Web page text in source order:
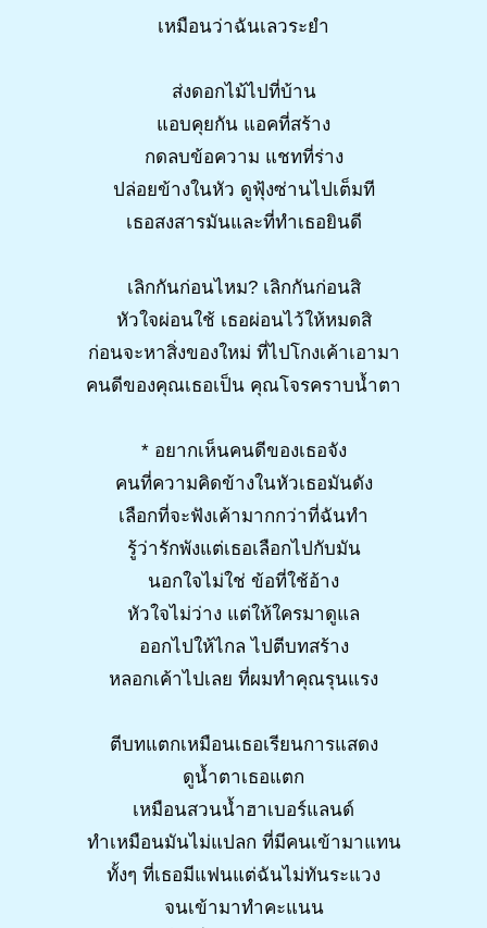
เหมือนว่าฉันเลวระยำ
ส่งดอกไม้ไปที่บ้าน
แอบคุยกัน แอคที่สร้าง
กดลบข้อความ แชทที่ร่าง
ปล่อยข้างในหัว ดูฟุ้งซ่านไปเต็มที
เธอสงสารมันและที่ทำเธอยินดี
เลิกกันก่อนไหม? เลิกกันก่อนสิ
หัวใจผ่อนใช้ เธอผ่อนไว้ให้หมดสิ
ก่อนจะหาสิ่งของใหม่ ที่ไปโกงเค้าเอามา
คนดีของคุณเธอเป็น คุณโจรคราบน้ำตา
* อยากเห็นคนดีของเธอจัง
คนที่ความคิดข้างในหัวเธอมันดัง
เลือกที่จะฟังเค้ามากกว่าที่ฉันทำ
รู้ว่ารักพังแต่เธอเลือกไปกับมัน
นอกใจไม่ใช่ ข้อที่ใช้อ้าง
หัวใจไม่ว่าง แต่ให้ใครมาดูแล
ออกไปให้ไกล ไปตีบทสร้าง
หลอกเค้าไปเลย ที่ผมทำคุณรุนแรง
ตีบทแตกเหมือนเธอเรียนการแสดง
ดูน้ำตาเธอแตก
เหมือนสวนน้ำฮาเบอร์แลนด์
ทำเหมือนมันไม่แปลก ที่มีคนเข้ามาแทน
ทั้งๆ ที่เธอมีแฟนแต่ฉันไม่ทันระแวง
จนเข้ามาทำคะแนน